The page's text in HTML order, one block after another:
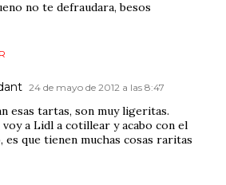
no te defraudara, besos
24 de mayo de 2012 a las 8:47
esas tartas, son muy ligeritas.
a Lidl a cotillear y acabo con el
es que tienen muchas cosas raritas